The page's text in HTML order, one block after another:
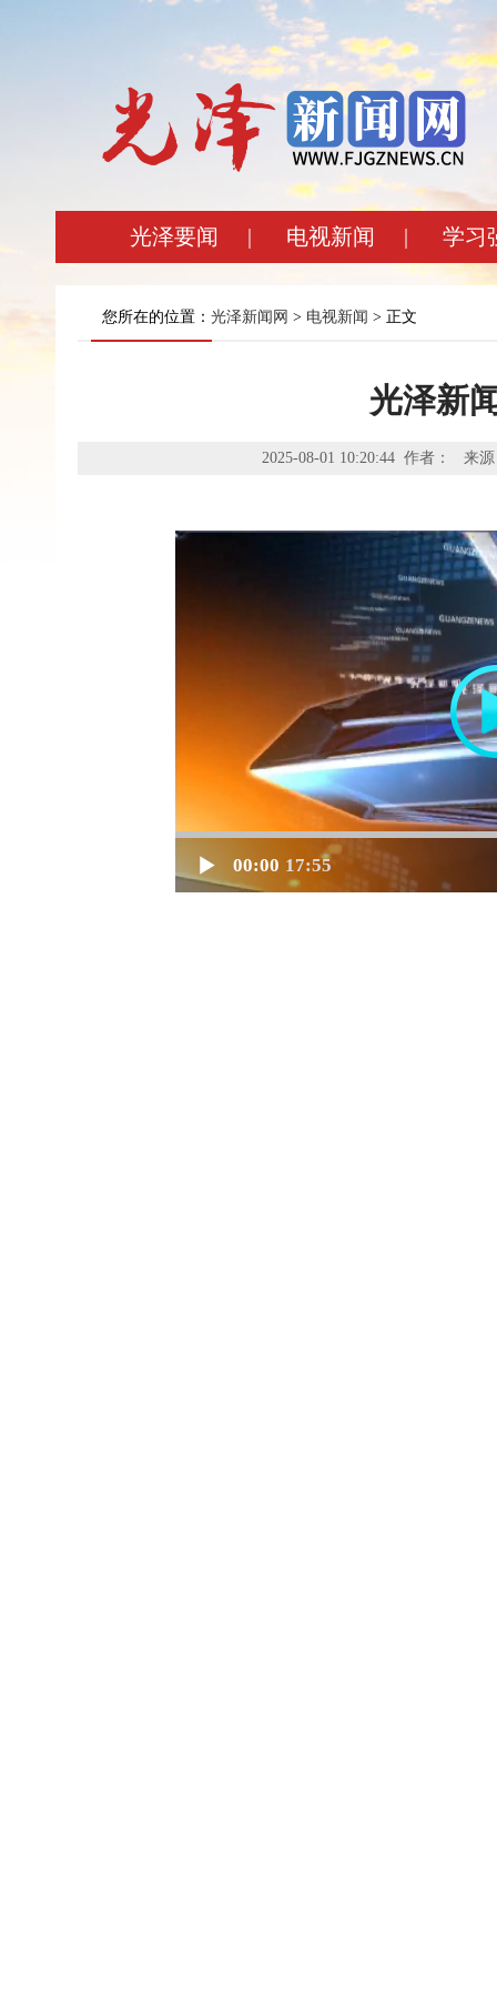
光泽要闻 | 电视新闻 | 学习
您所在的位置： 光泽新闻网 > 电视新闻 > 正文
光泽新
2025-08-01 10:20:44 作者： 来
00:00 17:55